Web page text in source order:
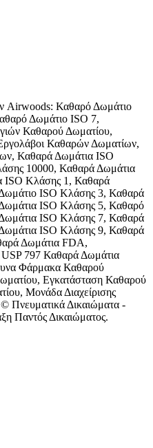
Airwoods: Καθαρό Δωμάτιο
Δωμάτιο ISO 7,
Καθαρού Δωματίου,
Καθαρών Δωματίων,
Καθαρά Δωμάτια ISO
10000, Καθαρά Δωμάτια
ISO Κλάσης 1, Καθαρά
ISO Κλάσης 3, Καθαρά
ISO Κλάσης 5, Καθαρό
ISO Κλάσης 7, Καθαρά
ISO Κλάσης 9, Καθαρά
Δωμάτια FDA,
797 Καθαρά Δωμάτια
Φάρμακα Καθαρού
Εγκατάσταση Καθαρού
Μονάδα Διαχείρισης
Πνευματικά Δικαιώματα -
Παντός Δικαιώματος.